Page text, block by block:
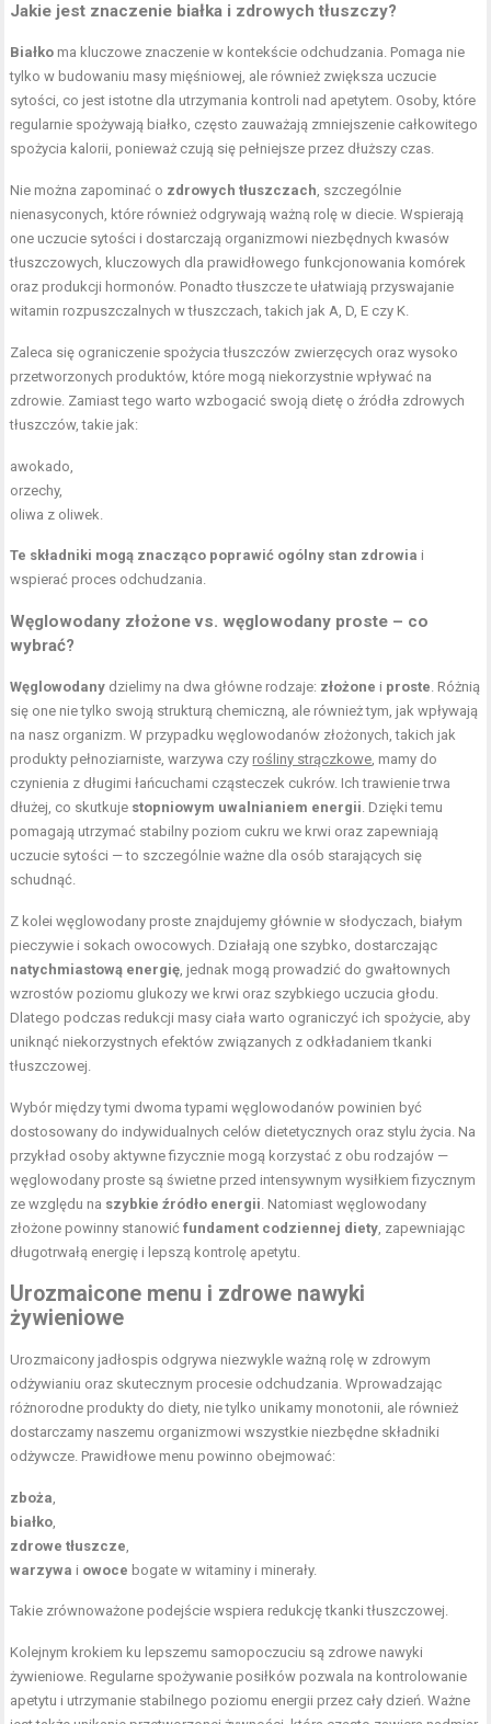
Jakie jest znaczenie białka i zdrowych tłuszczy?
Białko ma kluczowe znaczenie w kontekście odchudzania. Pomaga nie
tylko w budowaniu masy mięśniowej, ale również zwiększa uczucie
sytości, co jest istotne dla utrzymania kontroli nad apetytem. Osoby, które
regularnie spożywają białko, często zauważają zmniejszenie całkowitego
spożycia kalorii, ponieważ czują się pełniejsze przez dłuższy czas.
Nie można zapominać o zdrowych tłuszczach, szczególnie
nienasyconych, które również odgrywają ważną rolę w diecie. Wspierają
one uczucie sytości i dostarczają organizmowi niezbędnych kwasów
tłuszczowych, kluczowych dla prawidłowego funkcjonowania komórek
oraz produkcji hormonów. Ponadto tłuszcze te ułatwiają przyswajanie
witamin rozpuszczalnych w tłuszczach, takich jak A, D, E czy K.
Zaleca się ograniczenie spożycia tłuszczów zwierzęcych oraz wysoko
przetworzonych produktów, które mogą niekorzystnie wpływać na
zdrowie. Zamiast tego warto wzbogacić swoją dietę o źródła zdrowych
tłuszczów, takie jak:
awokado,
orzechy,
oliwa z oliwek.
Te składniki mogą znacząco poprawić ogólny stan zdrowia i
wspierać proces odchudzania.
Węglowodany złożone vs. węglowodany proste – co
wybrać?
Węglowodany dzielimy na dwa główne rodzaje: złożone i proste. Różnią
się one nie tylko swoją strukturą chemiczną, ale również tym, jak wpływają
na nasz organizm. W przypadku węglowodanów złożonych, takich jak
produkty pełnoziarniste, warzywa czy rośliny strączkowe, mamy do
czynienia z długimi łańcuchami cząsteczek cukrów. Ich trawienie trwa
dłużej, co skutkuje stopniowym uwalnianiem energii. Dzięki temu
pomagają utrzymać stabilny poziom cukru we krwi oraz zapewniają
uczucie sytości — to szczególnie ważne dla osób starających się
schudnąć.
Z kolei węglowodany proste znajdujemy głównie w słodyczach, białym
pieczywie i sokach owocowych. Działają one szybko, dostarczając
natychmiastową energię, jednak mogą prowadzić do gwałtownych
wzrostów poziomu glukozy we krwi oraz szybkiego uczucia głodu.
Dlatego podczas redukcji masy ciała warto ograniczyć ich spożycie, aby
uniknąć niekorzystnych efektów związanych z odkładaniem tkanki
tłuszczowej.
Wybór między tymi dwoma typami węglowodanów powinien być
dostosowany do indywidualnych celów dietetycznych oraz stylu życia. Na
przykład osoby aktywne fizycznie mogą korzystać z obu rodzajów —
węglowodany proste są świetne przed intensywnym wysiłkiem fizycznym
ze względu na szybkie źródło energii. Natomiast węglowodany
złożone powinny stanowićfundament codziennej diety, zapewniając
długotrwałą energię i lepszą kontrolę apetytu.
Urozmaicone menu i zdrowe nawyki
żywieniowe
Urozmaicony jadłospis odgrywa niezwykle ważną rolę w zdrowym
odżywianiu oraz skutecznym procesie odchudzania. Wprowadzając
różnorodne produkty do diety, nie tylko unikamy monotonii, ale również
dostarczamy naszemu organizmowi wszystkie niezbędne składniki
odżywcze. Prawidłowe menu powinno obejmować:
zboża,
białko,
zdrowe tłuszcze,
warzywa i owoce bogate w witaminy i minerały.
Takie zrównoważone podejście wspiera redukcję tkanki tłuszczowej.
Kolejnym krokiem ku lepszemu samopoczuciu są zdrowe nawyki
żywieniowe. Regularne spożywanie posiłków pozwala na kontrolowanie
apetytu i utrzymanie stabilnego poziomu energii przez cały dzień. Ważne